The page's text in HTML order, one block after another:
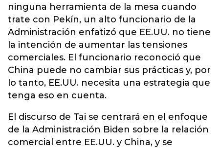
ninguna herramienta de la mesa cuando
trate con Pekín, un alto funcionario de la
Administración enfatizó que EE.UU. no tiene
la intención de aumentar las tensiones
comerciales. El funcionario reconoció que
China puede no cambiar sus prácticas y, por
lo tanto, EE.UU. necesita una estrategia que
tenga eso en cuenta.
El discurso de Tai se centrará en el enfoque
de la Administración Biden sobre la relación
comercial entre EE.UU. y China, y se